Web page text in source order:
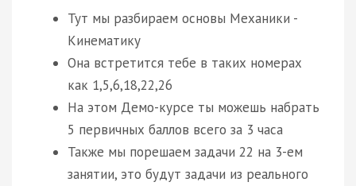
Тут мы разбираем основы Механики -
Кинематику
Она встретится тебе в таких номерах
как 1,5,6,18,22,26
На этом Демо-курсе ты можешь набрать
5 первичных баллов всего за 3 часа
Также мы порешаем задачи 22 на 3-ем
занятии, это будут задачи из реального